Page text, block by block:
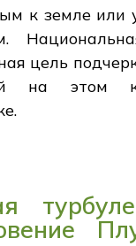
к земле или
цель
на этом